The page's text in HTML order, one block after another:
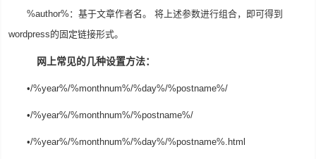
%author%：基于文章作者名。 将上述参数进行组合，即可得到
wordpress的固定链接形式。
网上常见的几种设置方法：
•/%year%/%monthnum%/%day%/%postname%/
•/%year%/%monthnum%/%postname%/
•/%year%/%monthnum%/%day%/%postname%.html